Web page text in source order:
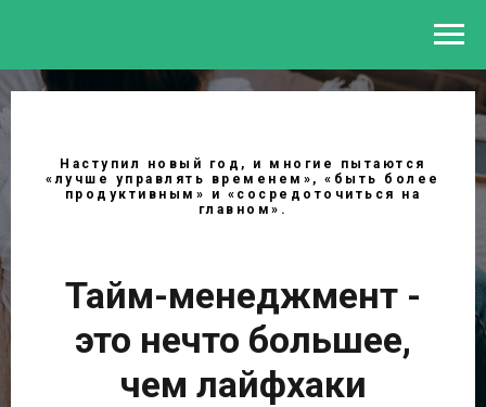
Наступил новый год, и многие пытаются
«лучше управлять временем», «быть более
продуктивным» и «сосредоточиться на
главном».
Тайм-менеджмент -
это нечто большее,
чем лайфхаки